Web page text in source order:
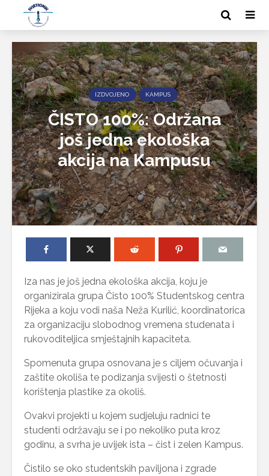
IZDVOJENO KAMPUS
ČISTO 100%: Održana
još jedna ekološka
akcija na Kampusu
Iza nas je još jedna ekološka akcija, koju je
organizirala grupa Čisto 100% Studentskog centra
Rijeka a koju vodi naša Neža Kurilić, koordinatorica
za organizaciju slobodnog vremena studenata i
rukovoditeljica smještajnih kapaciteta.
Spomenuta grupa osnovana je s ciljem očuvanja i
zaštite okoliša te podizanja svijesti o štetnosti
korištenja plastike za okoliš.
Ovakvi projekti u kojem sudjeluju radnici te
studenti održavaju se i po nekoliko puta kroz
godinu, a svrha je uvijek ista – čist i zelen Kampus.
Čistilo se oko studentskih paviljona i zgrade